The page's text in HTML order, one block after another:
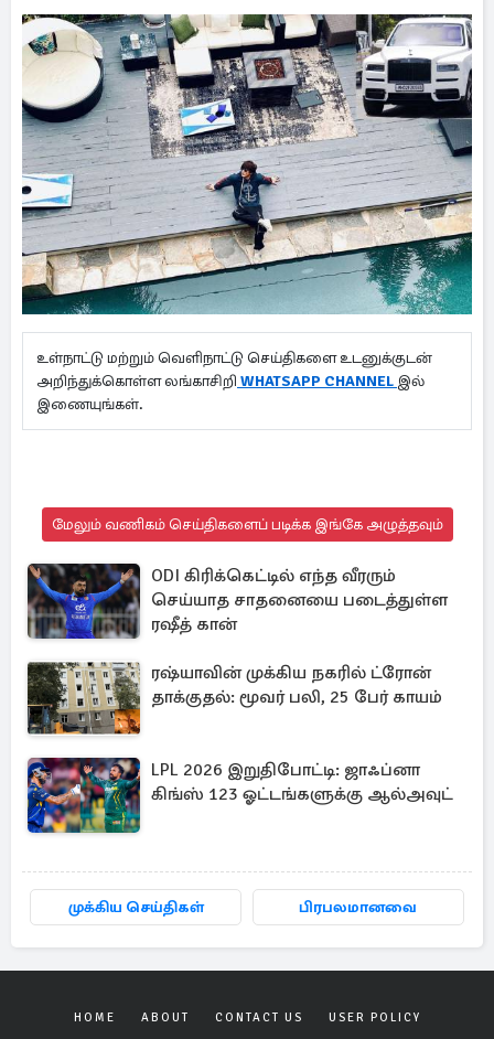
உள்நாட்டு மற்றும் வெளிநாட்டு செய்திகளை உடனுக்குடன்
அறிந்துக்கொள்ள லங்காசிறி WHATSAPP CHANNEL இல்
இணையுங்கள்.
மேலும் வணிகம் செய்திகளைப் படிக்க இங்கே அழுத்தவும்
ODI கிரிக்கெட்டில் எந்த வீரரும்
செய்யாத சாதனையை படைத்துள்ள
ரஷீத் கான்
ரஷ்யாவின் முக்கிய நகரில் ட்ரோன்
தாக்குதல்: மூவர் பலி, 25 பேர் காயம்
LPL 2026 இறுதிபோட்டி: ஜாஃப்னா
கிங்ஸ் 123 ஓட்டங்களுக்கு ஆல்அவுட்
முக்கிய செய்திகள் பிரபலமானவை
HOME ABOUT CONTACT US USER POLICY